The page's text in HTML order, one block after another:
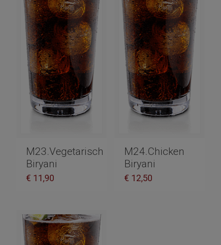
M23.Vegetarisch
Biryani
€ 11,90
M24.Chicken
Biryani
€ 12,50